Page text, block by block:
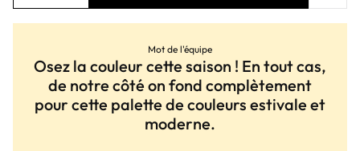
Add to
Mot de l'équipe
Osez la couleur cette saison ! En tout cas,
de notre côté on fond complètement
pour cette palette de couleurs estivale et
moderne.